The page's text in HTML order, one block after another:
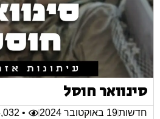
סינוואר חוסל
חדשות19 באוקטובר 2024
• 4,032